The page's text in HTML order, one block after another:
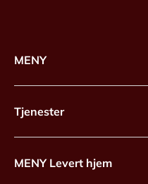
MENY
Tjenester
MENY Levert hjem